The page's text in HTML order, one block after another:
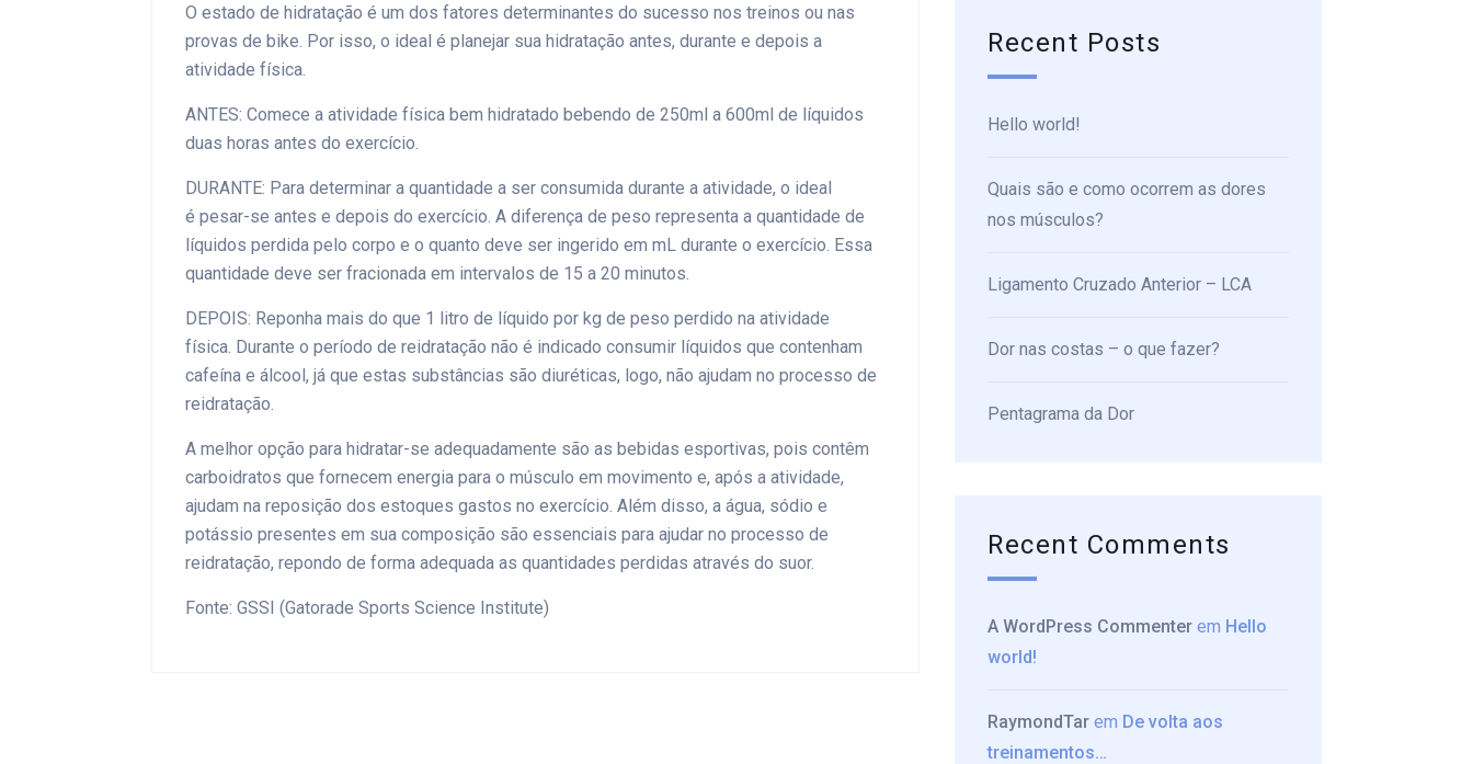
O estado de hidratação é um dos fatores determinantes do sucesso nos treinos ou nas
provas de bike. Por isso, o ideal é planejar sua hidratação antes, durante e depois a
atividade física.
ANTES: Comece a atividade física bem hidratado bebendo de 250ml a 600ml de líquidos
duas horas antes do exercício.
DURANTE: Para determinar a quantidade a ser consumida durante a atividade, o ideal
é pesar-se antes e depois do exercício. A diferença de peso representa a quantidade de
líquidos perdida pelo corpo e o quanto deve ser ingerido em mL durante o exercício. Essa
quantidade deve ser fracionada em intervalos de 15 a 20 minutos.
DEPOIS: Reponha mais do que 1 litro de líquido por kg de peso perdido na atividade
física. Durante o período de reidratação não é indicado consumir líquidos que contenham
cafeína e álcool, já que estas substâncias são diuréticas, logo, não ajudam no processo de
reidratação.
A melhor opção para hidratar-se adequadamente são as bebidas esportivas, pois contêm
carboidratos que fornecem energia para o músculo em movimento e, após a atividade,
ajudam na reposição dos estoques gastos no exercício. Além disso, a água, sódio e
potássio presentes em sua composição são essenciais para ajudar no processo de
reidratação, repondo de forma adequada as quantidades perdidas através do suor.
Fonte: GSSI (Gatorade Sports Science Institute)
Recent Posts
Hello world!
Quais são e como ocorrem as dores
nos músculos?
Ligamento Cruzado Anterior – LCA
Dor nas costas – o que fazer?
Pentagrama da Dor
Recent Comments
A WordPress Commenter em Hello
world!
RaymondTar em De volta aos
treinamentos…